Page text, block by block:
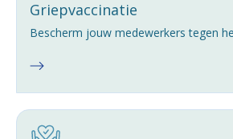
Griepvaccinatie
Bescherm jouw medewerkers tegen